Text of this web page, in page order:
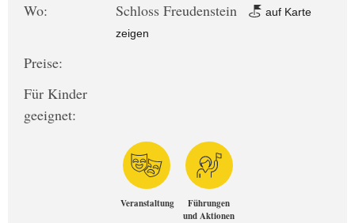
Wo:
Schloss Freudenstein
auf Karte
zeigen
Preise:
Für Kinder
geeignet:
Veranstaltung
Führungen
und Aktionen